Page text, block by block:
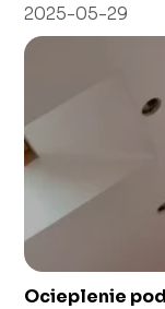
2025-05-29
Ocieplenie